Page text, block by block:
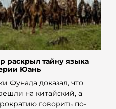
раскрыл тайну языка
Юань
Фунада доказал, что
на китайский, а
говорить по-